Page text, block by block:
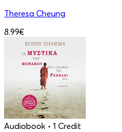
Theresa Cheung
8.99€
Audiobook • 1 Credit